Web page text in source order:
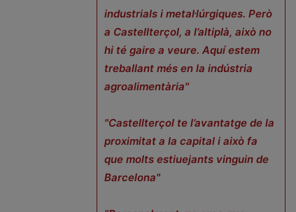
industrials i metal·lúrgiques. Però
a Castellterçol, a l’altiplà, això no
hi té gaire a veure. Aquí estem
treballant més en la indústria
agroalimentària"
"Castellterçol te l’avantatge de la
proximitat a la capital i això fa
que molts estiuejants vinguin de
Barcelona"